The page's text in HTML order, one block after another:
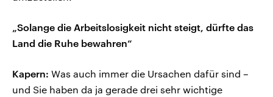
„Solange die Arbeitslosigkeit nicht steigt, dürfte das
Land die Ruhe bewahren“
Kapern: Was auch immer die Ursachen dafür sind –
und Sie haben da ja gerade drei sehr wichtige